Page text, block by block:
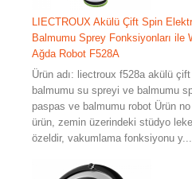
LIECTROUX Akülü Çift Spin
Balmumu Sprey Fonksiyonları ile
Ağda Robot F528A
Ürün adı: liectroux f528a akülü
balmumu su spreyi ve balmumu
paspas ve balmumu robot Ürün
ürün, zemin üzerindeki stüdyo
özeldir, vakumlama fonksiyonu y...